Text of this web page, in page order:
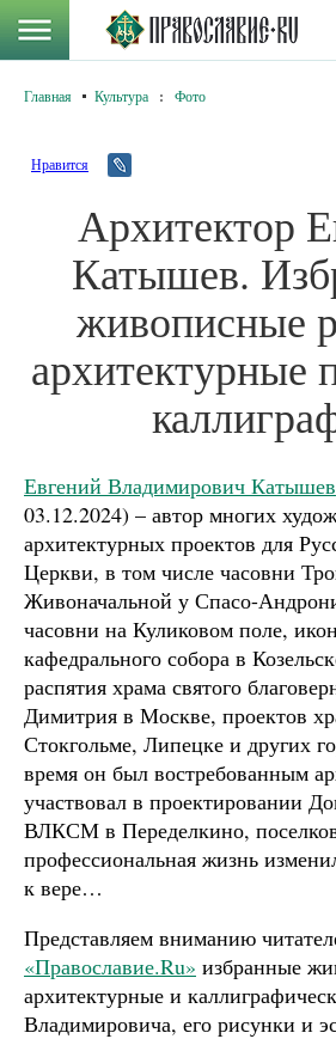
Главная Культура : Фото
Нравится
Архитектор
Катышев.
живописные
архитектурные
Евгений Владимирович Катышев
03.12.2024) – автор многих
архитектурных проектов для
Церкви, в том числе часовни
Живоначальной у Спасо-
часовни на Куликовом поле,
кафедрального собора в
распятия храма святого
Димитрия в Москве, проектов
Стокгольме, Липецке и других
время он был востребованным
участвовал в проектировании
ВЛКСМ в Переделкино,
профессиональная жизнь
к вере…
Представляем вниманию
«Православие.Ru» избранные
архитектурные и
Владимировича, его рисунки и